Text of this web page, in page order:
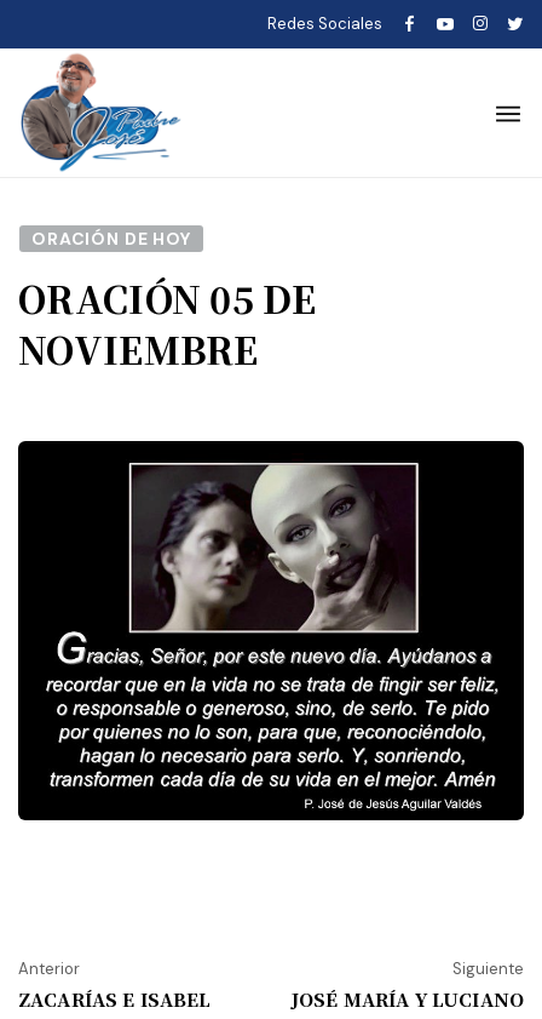
Redes Sociales
ORACIÓN DE HOY
ORACIÓN 05 DE
NOVIEMBRE
Anterior
ZACARÍAS E ISABEL
Siguiente
JOSÉ MARÍA Y LUCIANO